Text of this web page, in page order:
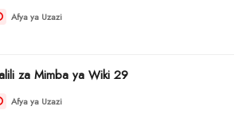
Afya ya Uzazi
za Mimba ya Wiki 29
Afya ya Uzazi